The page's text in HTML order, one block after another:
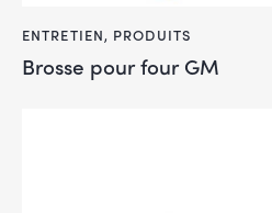
ENTRETIEN, PRODUITS
Brosse pour four GM